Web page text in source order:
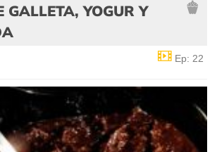
GALLETA, YOGUR Y
Ep: 22